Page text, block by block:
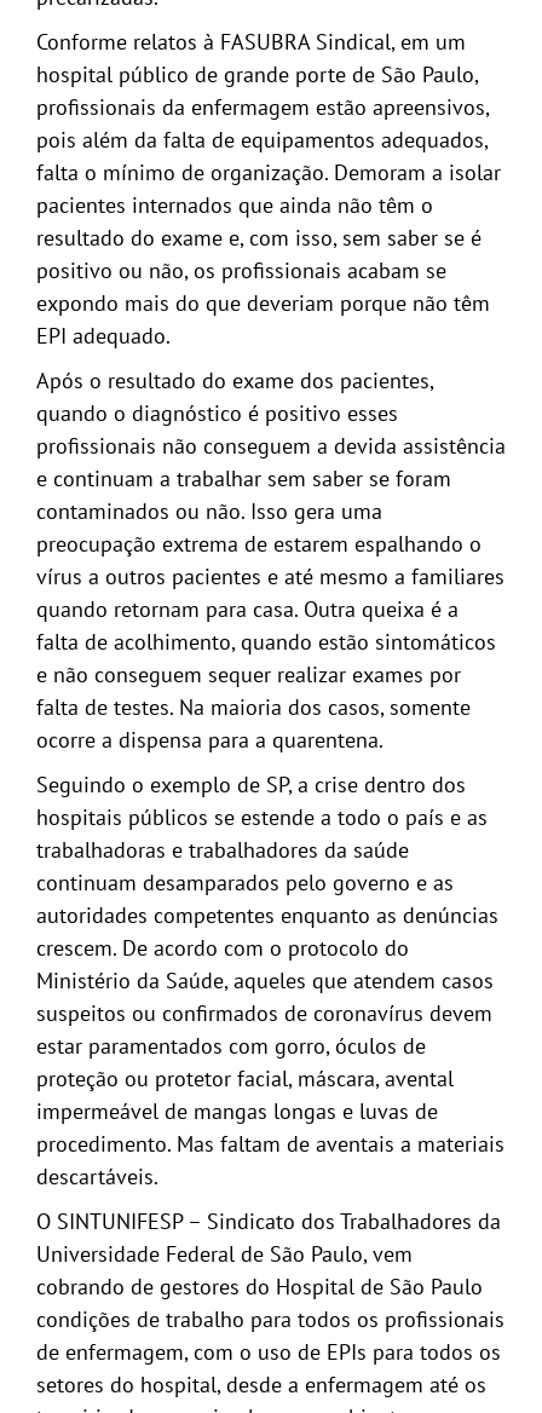
Conforme relatos à FASUBRA Sindical, em um
hospital público de grande porte de São Paulo,
profissionais da enfermagem estão apreensivos,
pois além da falta de equipamentos adequados,
falta o mínimo de organização. Demoram a isolar
pacientes internados que ainda não têm o
resultado do exame e, com isso, sem saber se é
positivo ou não, os profissionais acabam se
expondo mais do que deveriam porque não têm
EPI adequado.
Após o resultado do exame dos pacientes,
quando o diagnóstico é positivo esses
profissionais não conseguem a devida assistência
e continuam a trabalhar sem saber se foram
contaminados ou não. Isso gera uma
preocupação extrema de estarem espalhando o
vírus a outros pacientes e até mesmo a familiares
quando retornam para casa. Outra queixa é a
falta de acolhimento, quando estão sintomáticos
e não conseguem sequer realizar exames por
falta de testes. Na maioria dos casos, somente
ocorre a dispensa para a quarentena.
Seguindo o exemplo de SP, a crise dentro dos
hospitais públicos se estende a todo o país e as
trabalhadoras e trabalhadores da saúde
continuam desamparados pelo governo e as
autoridades competentes enquanto as denúncias
crescem. De acordo com o protocolo do
Ministério da Saúde, aqueles que atendem casos
suspeitos ou confirmados de coronavírus devem
estar paramentados com gorro, óculos de
proteção ou protetor facial, máscara, avental
impermeável de mangas longas e luvas de
procedimento. Mas faltam de aventais a materiais
descartáveis.
O SINTUNIFESP – Sindicato dos Trabalhadores da
Universidade Federal de São Paulo, vem
cobrando de gestores do Hospital de São Paulo
condições de trabalho para todos os profissionais
de enfermagem, com o uso de EPIs para todos os
setores do hospital, desde a enfermagem até os